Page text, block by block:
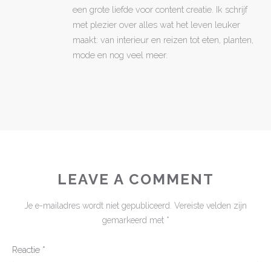
een grote liefde voor content creatie. Ik schrijf
met plezier over alles wat het leven leuker
maakt: van interieur en reizen tot eten, planten,
mode en nog veel meer.
LEAVE A COMMENT
Je e-mailadres wordt niet gepubliceerd. Vereiste velden zijn
gemarkeerd met *
Reactie *